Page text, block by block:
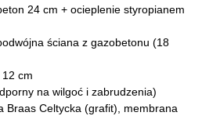
24 cm + ocieplenie styropianem
ściana z gazobetonu (18
12 cm
na wilgoć i zabrudzenia)
Braas Celtycka (grafit), membrana